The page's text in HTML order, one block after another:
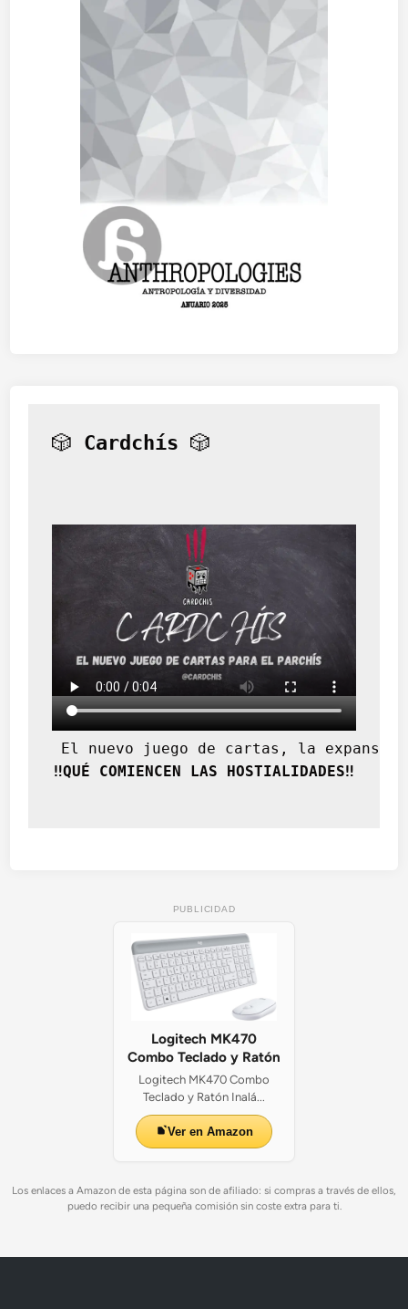
🎲 Cardchís 🎲
El nuevo juego de cartas, la
‼️QUÉ COMIENCEN LAS HOSTIALIDADES‼️
PUBLICIDAD
Logitech MK470
Combo Teclado y Ratón
Logitech MK470 Combo
Teclado y Ratón Inalá...
Ver en Amazon
Los enlaces a Amazon de esta página son de afiliado: si compras a través de ellos,
puedo recibir una pequeña comisión sin coste extra para ti.